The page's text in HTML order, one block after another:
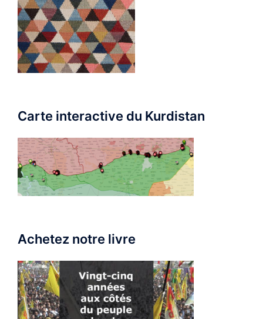
Carte interactive du Kurdistan
Achetez notre livre